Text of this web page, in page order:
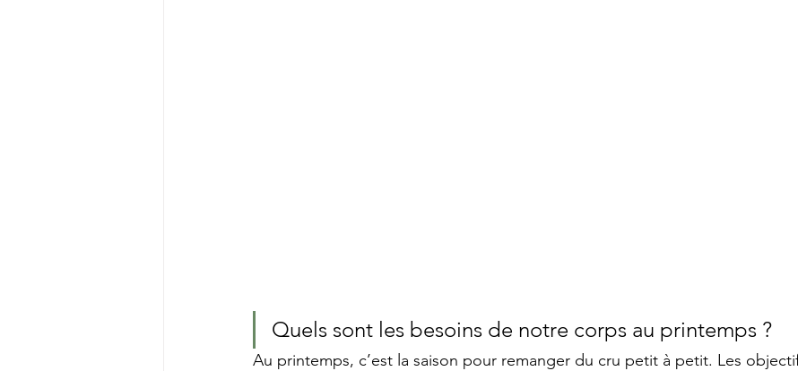
Quels sont les besoins de notre corps au printemps ?
Au printemps, c’est la saison pour remanger du cru petit à petit. Les